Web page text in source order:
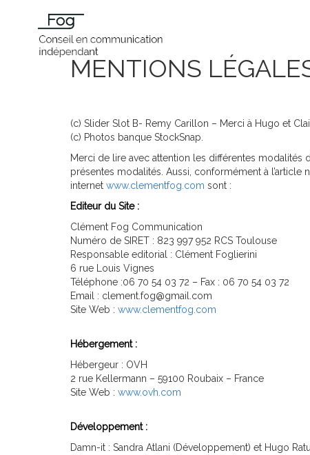
MENTIONS
(c) Slider Slot B- Remy Carillon – Merci à Hugo et
(c) Photos banque StockSnap.
Merci de lire avec attention les différentes modalités
présentes modalités. Aussi, conformément à
internet www.clementfog.com sont :
Editeur du Site :
Clément Fog Communication
Numéro de SIRET : 823 997 952 RCS Toulouse
Responsable editorial : Clément Foglierini
6 rue Louis Vignes
Téléphone :06 70 54 03 72 – Fax : 06 70 54 03 72
Email : clement.fog@gmail.com
Site Web : www.clementfog.com
Hébergement :
Hébergeur : OVH
2 rue Kellermann – 59100 Roubaix – France
Site Web : www.ovh.com
Développement:
Damn-it : Sandra Atlani (Développement) et Hugo